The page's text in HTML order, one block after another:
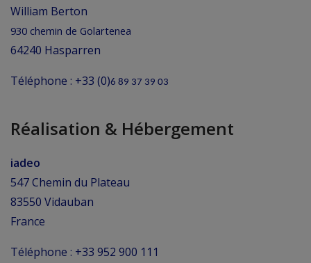
William Berton
930 chemin de Golartenea
64240 Hasparren
Téléphone : +33 (0)6 89 37 39 03
Réalisation & Hébergement
iadeo
547 Chemin du Plateau
83550 Vidauban
France
Téléphone : +33 952 900 111